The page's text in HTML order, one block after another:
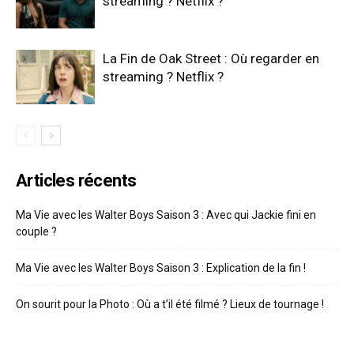
La Fin de Oak Street : Où regarder en
streaming ? Netflix ?
Articles récents
Ma Vie avec les Walter Boys Saison 3 : Avec qui Jackie fini en
couple ?
Ma Vie avec les Walter Boys Saison 3 : Explication de la fin !
On sourit pour la Photo : Où a t’il été filmé ? Lieux de tournage !